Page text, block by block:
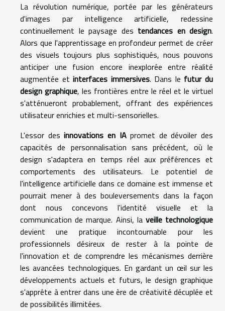
La révolution numérique, portée par les générateurs
d'images par intelligence artificielle, redessine
continuellement le paysage des tendances en design.
Alors que l'apprentissage en profondeur permet de créer
des visuels toujours plus sophistiqués, nous pouvons
anticiper une fusion encore inexplorée entre réalité
augmentée etinterfaces immersives. Dans le futur du
design graphique, les frontières entre le réel et le virtuel
s'atténueront probablement, offrant des expériences
utilisateur enrichies et multi-sensorielles.
L'essor desinnovations en IApromet de dévoiler des
capacités de personnalisation sans précédent, où le
design s'adaptera en temps réel aux préférences et
comportements des utilisateurs. Le potentiel de
l'intelligence artificielle dans ce domaine est immense et
pourrait mener à des bouleversements dans la façon
dont nous concevons l'identité visuelle et la
communication de marque. Ainsi, la veille technologique
devient une pratique incontournable pour les
professionnels désireux de rester à la pointe de
l'innovation et de comprendre les mécanismes derrière
les avancées technologiques. En gardant un œil sur les
développements actuels et futurs, le design graphique
s'apprête à entrer dans une ère de créativité décuplée et
de possibilités illimitées.